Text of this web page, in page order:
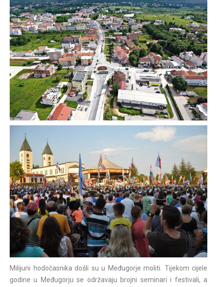
MEĐUGORJE
Milijuni hodočasnika došli su u Međugorje moliti. Tijekom cijele
godine u Međugorju se održavaju brojni seminari i festivali, a